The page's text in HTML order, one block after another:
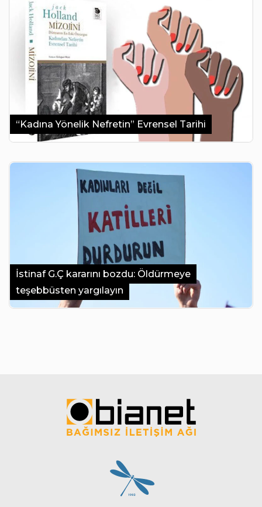
“Kadına Yönelik Nefretin” Evrensel Tarihi
İstinaf G.Ç kararını bozdu: Öldürmeye
teşebbüsten yargılayın